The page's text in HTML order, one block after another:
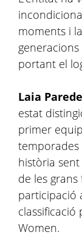
moments i
portant el
Laia
estat
primer
temporades
història
de les
participació
classificació
Women.